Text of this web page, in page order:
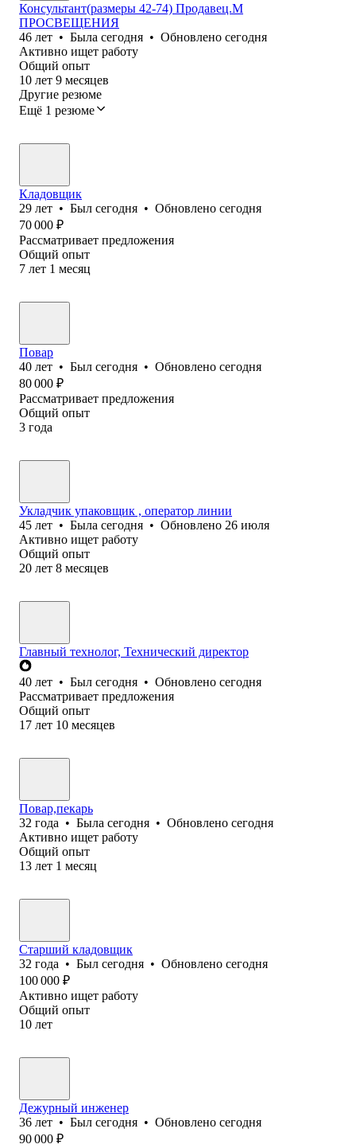
Консультант(размеры 42-74) Продавец.М
ПРОСВЕЩЕНИЯ
46 лет • Была сегодня • Обновлено сегодня
Активно ищет работу
Общий опыт
10 лет 9 месяцев
Другие резюме
Ещё 1 резюме
Кладовщик
29 лет • Был сегодня • Обновлено сегодня
70 000 ₽
Рассматривает предложения
Общий опыт
7 лет 1 месяц
Повар
40 лет • Был сегодня • Обновлено сегодня
80 000 ₽
Рассматривает предложения
Общий опыт
3 года
Укладчик упаковщик , оператор линии
45 лет • Была сегодня • Обновлено 26 июля
Активно ищет работу
Общий опыт
20 лет 8 месяцев
Главный технолог, Технический директор
40 лет • Был сегодня • Обновлено сегодня
Рассматривает предложения
Общий опыт
17 лет 10 месяцев
Повар,пекарь
32 года • Была сегодня • Обновлено сегодня
Активно ищет работу
Общий опыт
13 лет 1 месяц
Старший кладовщик
32 года • Был сегодня • Обновлено сегодня
100 000 ₽
Активно ищет работу
Общий опыт
10 лет
Дежурный инженер
36 лет • Был сегодня • Обновлено сегодня
90 000 ₽